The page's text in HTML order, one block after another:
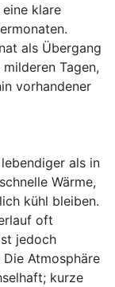
klare
als Übergang
Tagen,
vorhandener
als in
Wärme,
kühl bleiben.
oft
jedoch
Atmosphäre
kurze